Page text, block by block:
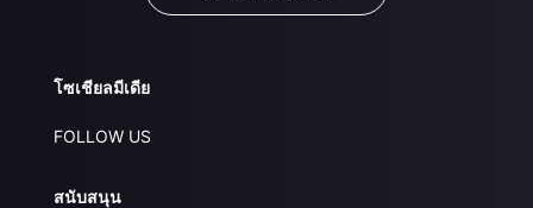
โซเชียลมีเดีย
FOLLOW US
สนับสนุน